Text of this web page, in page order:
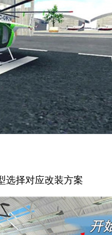
选择对应改装方案